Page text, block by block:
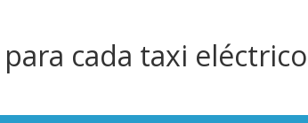
cada taxi eléctrico